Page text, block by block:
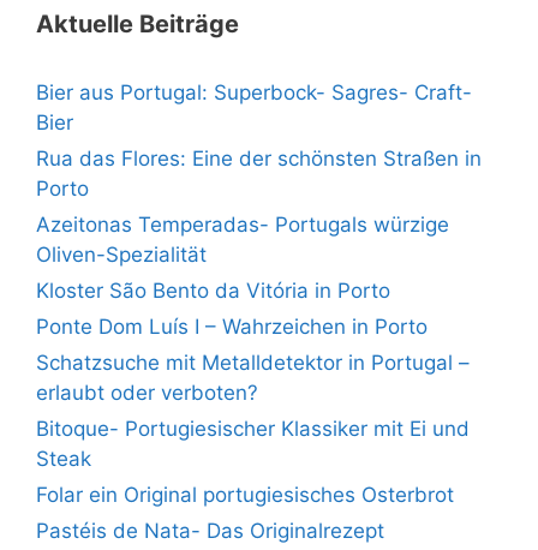
Aktuelle Beiträge
Bier aus Portugal: Superbock- Sagres- Craft-
Bier
Rua das Flores: Eine der schönsten Straßen in
Porto
Azeitonas Temperadas- Portugals würzige
Oliven-Spezialität
Kloster São Bento da Vitória in Porto
Ponte Dom Luís I – Wahrzeichen in Porto
Schatzsuche mit Metalldetektor in Portugal –
erlaubt oder verboten?
Bitoque- Portugiesischer Klassiker mit Ei und
Steak
Folar ein Original portugiesisches Osterbrot
Pastéis de Nata- Das Originalrezept